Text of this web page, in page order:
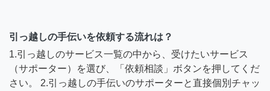
引っ越しの手伝いを依頼する流れは？
1.引っ越しのサービス一覧の中から、受けたいサービス
（サポーター）を選び、「依頼相談」ボタンを押してくだ
さい。 2.引っ越しの手伝いのサポーターと直接個別チャッ